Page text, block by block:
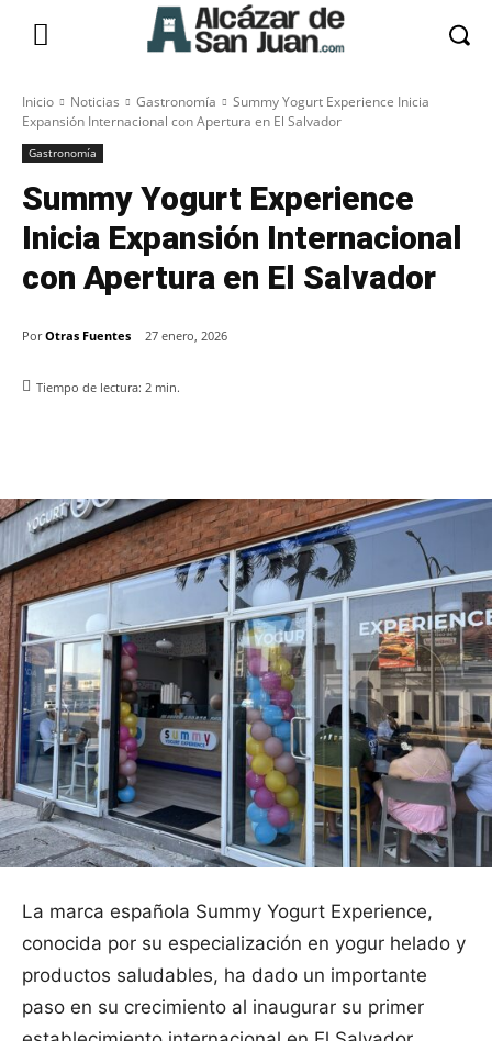
Inicio Noticias Gastronomía
Summy Yogurt Experience Inicia
Expansión Internacional con Apertura en El Salvador
Gastronomía
Summy Yogurt Experience
Inicia Expansión Internacional
con Apertura en El Salvador
Por Otras Fuentes 27 enero, 2026
Tiempo de lectura: 2 min.
La marca española Summy Yogurt Experience,
conocida por su especialización en yogur helado y
productos saludables, ha dado un importante
paso en su crecimiento al inaugurar su primer